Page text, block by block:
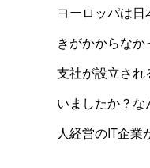
ヨーロッパは
きがかからな
支社が設立され
いましたか？
人経営のIT企業